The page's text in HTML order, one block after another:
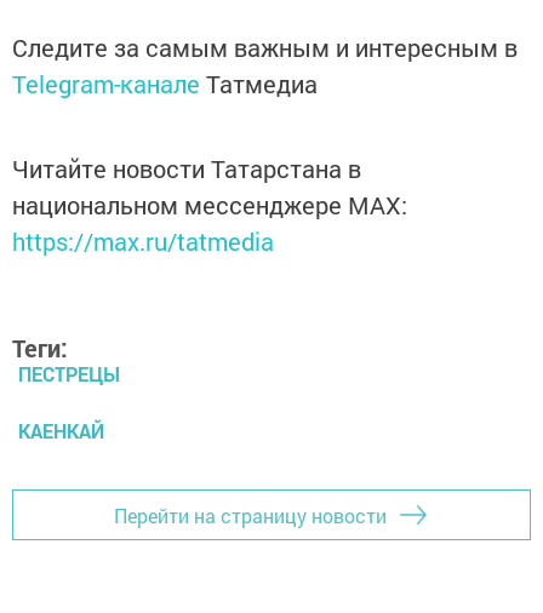
Следите за самым важным и интересным в
Telegram-канале Татмедиа
Читайте новости Татарстана в
национальном мессенджере MАХ:
https://max.ru/tatmedia
Теги:
ПЕСТРЕЦЫ
КАЕНКАЙ
Перейти на страницу новости